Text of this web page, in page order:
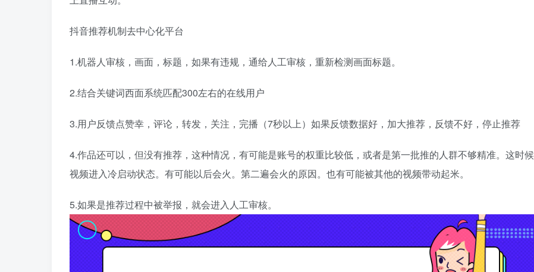
抖音推荐机制去中心化平台
1.机器人审核，画面，标题，如果有违规，通给人工审核，重新检测画面标题。
2.结合关键词西面系统匹配300左右的在线用户
3.用户反馈点赞幸，评论，转发，关注，完播（7秒以上）如果反馈数据好，加大推荐，反馈不好，停止推荐
4.作品还可以，但没有推荐，这种情况，有可能是账号的权重比较低，或者是第一批推的人群不够精准。这时候
视频进入冷启动状态。有可能以后会火。第二遍会火的原因。也有可能被其他的视频带动起米。
5.如果是推荐过程中被举报，就会进入人工审核。